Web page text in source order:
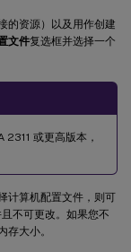
的资源）以及用作创建
文件复选框并选择一个
或更高版本，
计算机配置文件，则可
不可更改。如果您不
存大小。